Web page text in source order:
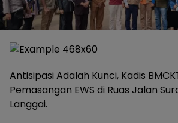
Antisipasi Adalah Kunci, Kadis
Pemasangan EWS di Ruas Jalan
Langgai.